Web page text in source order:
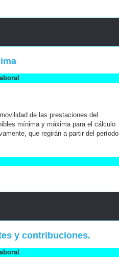
de las prestaciones del
mínima y máxima para el cálculo
que regirán a partir del período
y contribuciones.